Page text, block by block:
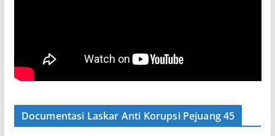
Documentasi Laskar Anti Korupsi Pejuang 45